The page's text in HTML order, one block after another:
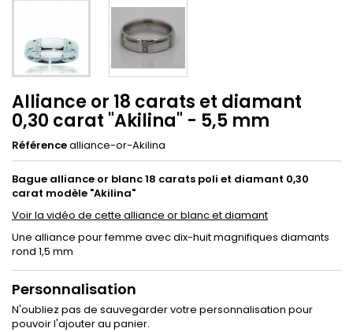
Alliance or 18 carats et diamant
0,30 carat "Akilina" - 5,5 mm
Référencealliance-or-Akilina
Bague alliance or blanc 18 carats poli et diamant 0,30
carat modèle "Akilina"
Voir la vidéo de cette alliance or blanc et diamant
Une alliance pour femme avec dix-huit magnifiques diamants
rond 1,5 mm
Personnalisation
N'oubliez pas de sauvegarder votre personnalisation pour
pouvoir l'ajouter au panier.